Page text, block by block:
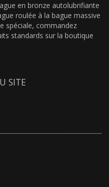
en bronze autolubrifiante
roulée à la bague massive
spéciale, commandez
standards sur la boutique
SITE